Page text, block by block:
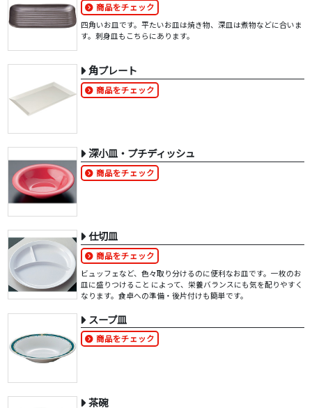
商品をチェック
四角いお皿です。平たいお皿は焼き物、深皿は煮物などに合いま
す。刺身皿もこちらにあります。
角プレート
商品をチェック
深小皿・プチディッシュ
商品をチェック
仕切皿
商品をチェック
ビュッフェなど、色々取り分けるのに便利なお皿です。一枚のお
皿に盛りつけること によって、栄養バランスにも気を配りやすく
なります。食卓への準備・後片付けも簡単です。
スープ皿
商品をチェック
茶碗